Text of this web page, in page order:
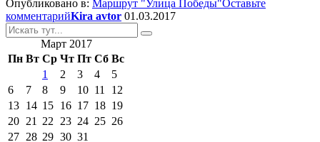
Опубликовано в: Маршрут "Улица Победы"Оставьте
комментарийKira avtor 01.03.2017
Искать:
Март 2017
Пн Вт Ср Чт Пт Сб Вс
1
2 3 4
5
6
7 8 9 10 11
12
13 14 15 16 17 18 19
20 21 22 23 24 25 26
27 28 29 30 31